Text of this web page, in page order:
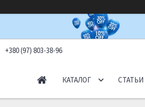
+380 (97) 803-38-96
КАТАЛОГ СТАТЬИ